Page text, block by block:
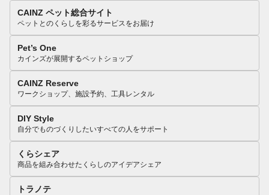
CAINZ ペット総合サイト
ペットとのくらしを彩るサービスをお届け
Pet’s One
カインズが展開するペットショップ
CAINZ Reserve
ワークショップ、施設予約、工具レンタル
DIY Style
自分でものづくりしたいすべての人をサポート
くらシェア
商品を組み合わせたくらしのアイデアシェア
トラノテ